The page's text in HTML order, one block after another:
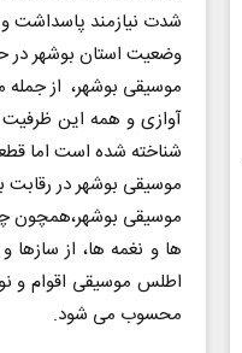
شدت نیازمند پاسداشت
وضعیت استان بوشهر
موسیقی بوشهر، از
آوازی و همه این ظرفیت
شناخته شده است اما
موسیقی بوشهر در رقابت
موسیقی بوشهر،همچون
ها و نغمه ها، از سازها
اطلس موسیقی اقوام و
محسوب می شود.
صفحات نخست روزنامه ها‌ی